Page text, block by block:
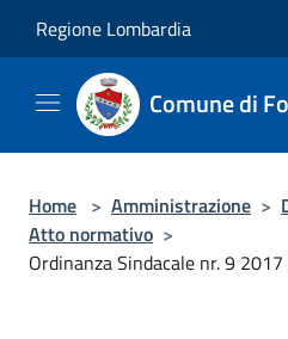
Regione Lombardia
Comune di
Home > Amministrazione >
Atto normativo >
Ordinanza Sindacale nr. 9